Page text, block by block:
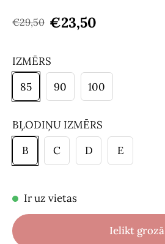
€29,50 €23,50
IZMĒRS
85
90 100
BĻODIŅU IZMĒRS
B
C D E
Ir uz vietas
Ielikt grozā